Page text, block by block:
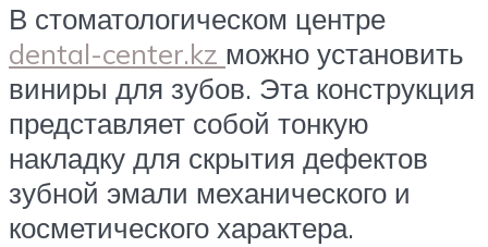
В стоматологическом центре
dental-center.kz можно установить
виниры для зубов. Эта конструкция
представляет собой тонкую
накладку для скрытия дефектов
зубной эмали механического и
косметического характера.